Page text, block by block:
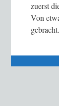
zuerst
Von
gebracht.